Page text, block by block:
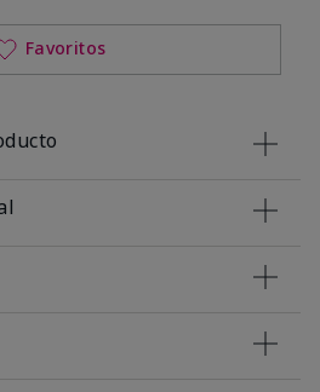
Favoritos